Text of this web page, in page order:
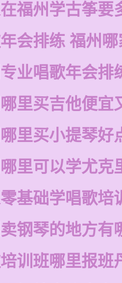
福州学古筝要
会排练 福州
业唱歌年会排
里买吉他便宜
里买小提琴好
里可以学尤克
基础学唱歌培
钢琴的地方有
训班哪里报班